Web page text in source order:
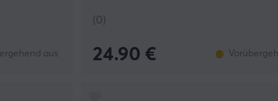
aus
(0)
24.90 €